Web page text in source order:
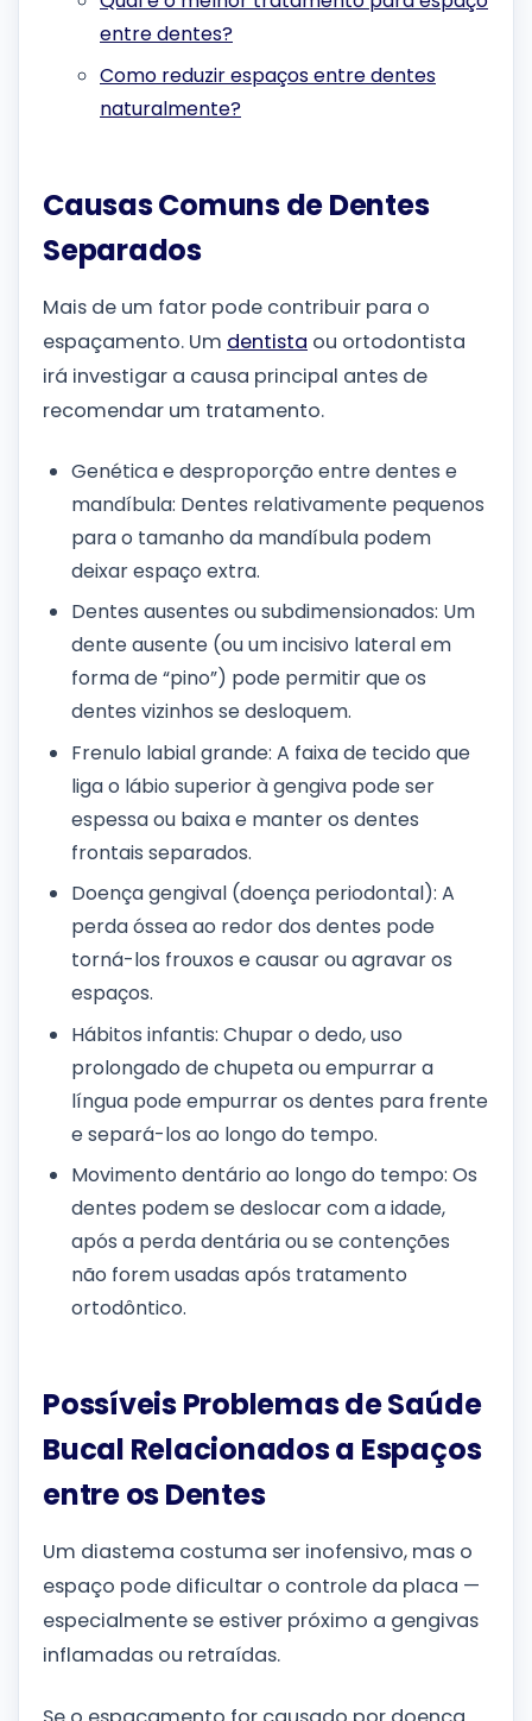
entre dentes?
Como reduzir espaços entre dentes
naturalmente?
Causas Comuns de Dentes
Separados
Mais de um fator pode contribuir para o
espaçamento. Um dentista ou ortodontista
irá investigar a causa principal antes de
recomendar um tratamento.
Genética e desproporção entre dentes e
mandíbula: Dentes relativamente pequenos
para o tamanho da mandíbula podem
deixar espaço extra.
Dentes ausentes ou subdimensionados: Um
dente ausente (ou um incisivo lateral em
forma de “pino”) pode permitir que os
dentes vizinhos se desloquem.
Frenulo labial grande: A faixa de tecido que
liga o lábio superior à gengiva pode ser
espessa ou baixa e manter os dentes
frontais separados.
Doença gengival (doença periodontal): A
perda óssea ao redor dos dentes pode
torná-los frouxos e causar ou agravar os
espaços.
Hábitos infantis: Chupar o dedo, uso
prolongado de chupeta ou empurrar a
língua pode empurrar os dentes para frente
e separá-los ao longo do tempo.
Movimento dentário ao longo do tempo: Os
dentes podem se deslocar com a idade,
após a perda dentária ou se contenções
não forem usadas após tratamento
ortodôntico.
Possíveis Problemas de Saúde
Bucal Relacionados a Espaços
entre os Dentes
Um diastema costuma ser inofensivo, mas o
espaço pode dificultar o controle da placa —
especialmente se estiver próximo a gengivas
inflamadas ou retraídas.